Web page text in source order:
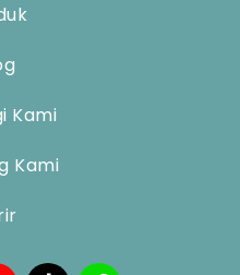
Kami
Kami